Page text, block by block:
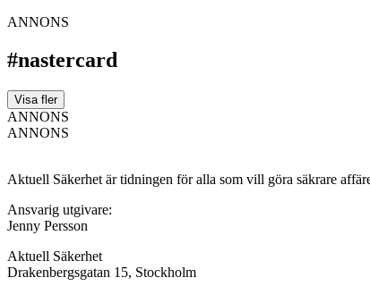
ANNONS
#nastercard
Visa fler
ANNONS
ANNONS
Aktuell Säkerhet är tidningen för alla som vill göra säkrare
Ansvarig utgivare:
Jenny Persson
Aktuell Säkerhet
Drakenbergsgatan 15, Stockholm